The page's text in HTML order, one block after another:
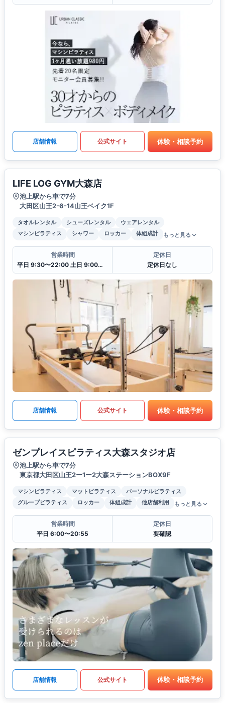
店舗情報 公式サイト 体験・相談予約
LIFE LOG GYM大森店
池上駅から車で7分
大田区山王2-6-14山王ベイク1F
タオルレンタル シューズレンタル
ウェアレンタル
マシンピラティス
シャワー ロッカー 体組成計 もっと見る
営業時間
平日 9:30〜22:00 土日 9:00〜19:00
定休日
定休日なし
店舗情報 公式サイト 体験・相談予約
ゼンプレイスピラティス大森スタジオ店
池上駅から車で7分
東京都大田区山王2ー1ー2大森ステーションBOX9F
マシンピラティス マットピラティス
パーソナルピラティス
グループピラティス
ロッカー 体組成計 他店舗利用 もっと見る
営業時間
平日 6:00〜20:55
定休日
要確認
店舗情報 公式サイト 体験・相談予約